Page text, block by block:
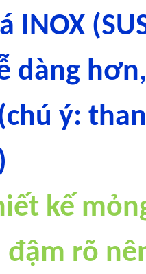
INOX
dàng
ý:
kế
rõ